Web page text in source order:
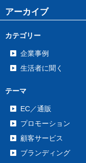
アーカイブ
カテゴリー
企業事例
生活者に聞く
テーマ
EC／通販
プロモーション
顧客サービス
ブランディング